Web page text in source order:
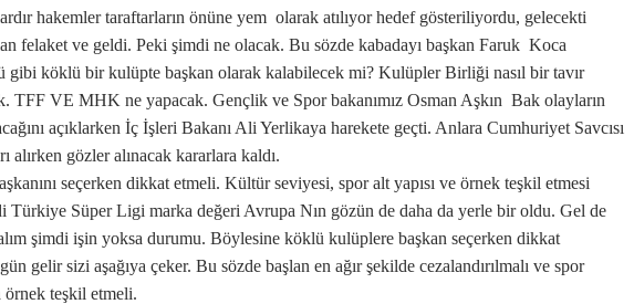
hakemler taraftarların önüne yem olarak atılıyor hedef gösteriliyordu, gelecekti
felaket ve geldi. Peki şimdi ne olacak. Bu sözde kabadayı başkan Faruk Koca
gibi köklü bir kulüpte başkan olarak kalabilecek mi? Kulüpler Birliği nasıl bir tavır
TFF VE MHK ne yapacak. Gençlik ve Spor bakanımız Osman Aşkın Bak olayların
açıklarken İç İşleri Bakanı Ali Yerlikaya harekete geçti. Anlara Cumhuriyet Savcısı
alırken gözler alınacak kararlara kaldı.
seçerken dikkat etmeli. Kültür seviyesi, spor alt yapısı ve örnek teşkil etmesi
Türkiye Süper Ligi marka değeri Avrupa Nın gözün de daha da yerle bir oldu. Gel de
şimdi işin yoksa durumu. Böylesine köklü kulüplere başkan seçerken dikkat
gelir sizi aşağıya çeker. Bu sözde başlan en ağır şekilde cezalandırılmalı ve spor
örnek teşkil etmeli.